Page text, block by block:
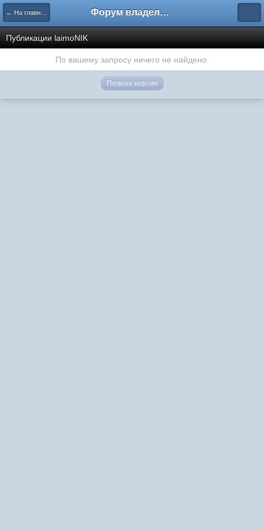
← На главную Форум владельцев интернет-магазинов
Публикации laimoNIK
По вашему запросу ничего не найдено.
Полная версия